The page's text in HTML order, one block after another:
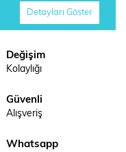
Detayları Göster
Değişim
Kolaylığı
Güvenli
Alışveriş
Whatsapp